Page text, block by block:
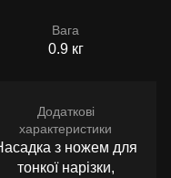
Вага
0.9 кг
Додаткові
характеристики
з ножем для
тонкої нарізки,